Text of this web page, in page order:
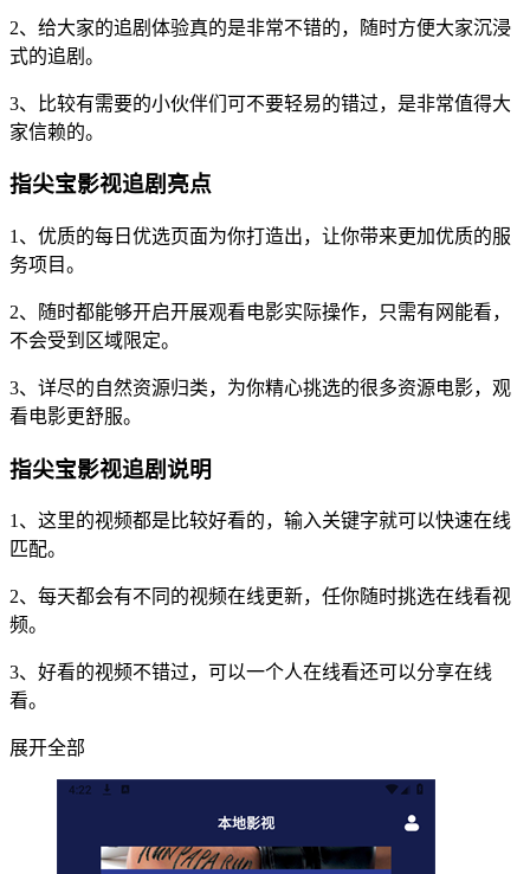
2、给大家的追剧体验真的是非常不错的，随时方便大家沉浸
式的追剧。
3、比较有需要的小伙伴们可不要轻易的错过，是非常值得大
家信赖的。
指尖宝影视追剧亮点
1、优质的每日优选页面为你打造出，让你带来更加优质的服
务项目。
2、随时都能够开启开展观看电影实际操作，只需有网能看，
不会受到区域限定。
3、详尽的自然资源归类，为你精心挑选的很多资源电影，观
看电影更舒服。
指尖宝影视追剧说明
1、这里的视频都是比较好看的，输入关键字就可以快速在线
匹配。
2、每天都会有不同的视频在线更新，任你随时挑选在线看视
频。
3、好看的视频不错过，可以一个人在线看还可以分享在线
看。
展开全部